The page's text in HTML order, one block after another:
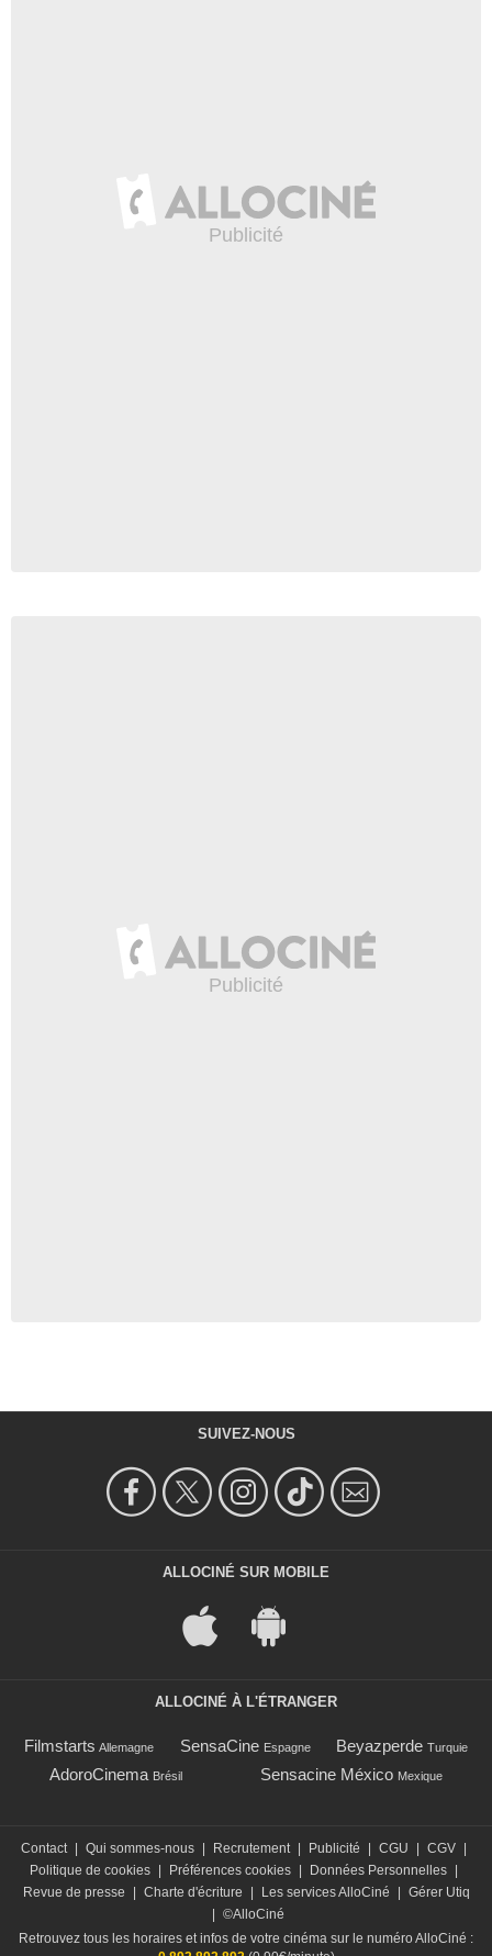
SUIVEZ-NOUS
ALLOCINÉ SUR MOBILE
ALLOCINÉ À L'ÉTRANGER
Filmstarts Allemagne SensaCine Espagne Beyazperde Turquie
AdoroCinema Brésil Sensacine México Mexique
Contact Qui sommes-nous Recrutement Publicité CGU CGV
Politique de cookies
Préférences cookies Données Personnelles
Revue de presse
Charte d'écriture Les services AlloCiné
Gérer Utiq
©AlloCiné
Retrouvez tous les horaires et infos de votre cinéma sur le numéro AlloCiné :